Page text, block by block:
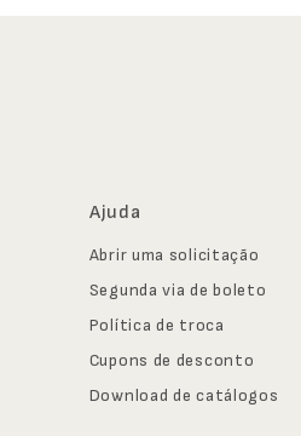
Ajuda
Abrir uma solicitação
Segunda via de boleto
Política de troca
Cupons de desconto
Download de catálogos